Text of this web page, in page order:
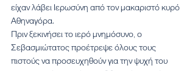
είχαν λάβει Ιερωσύνη από τον μακαριστό κυρό
Αθηναγόρα.
Πριν ξεκινήσει το ιερό μνημόσυνο, ο
Σεβασμιώτατος προέτρεψε όλους τους
πιστούς να προσευχηθούν για την ψυχή του